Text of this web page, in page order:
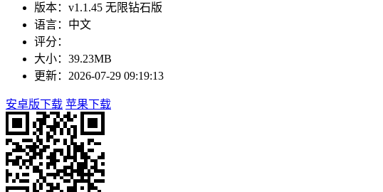
版本：v1.1.45 无限钻石版
语言：中文
评分：
大小：39.23MB
更新：2026-07-29 09:19:13
安卓版下载 苹果下载